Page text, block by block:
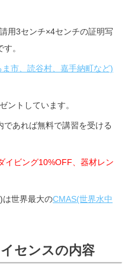
用3センチ×4センチの証明写
。
市、読谷村、嘉手納町など)
ントしています。
あれば無料で講習を受ける
イビング10%OFF、器材レン
は世界最大のCMAS(世界水中
センスの内容